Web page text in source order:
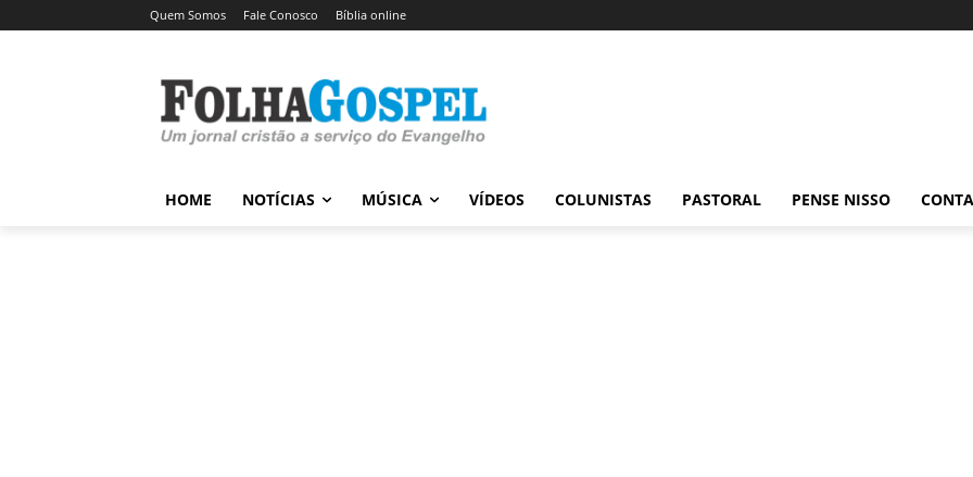
Quem Somos Fale Conosco Bíblia online
HOME NOTÍCIAS MÚSICA VÍDEOS COLUNISTAS PASTORAL PENSE NISSO